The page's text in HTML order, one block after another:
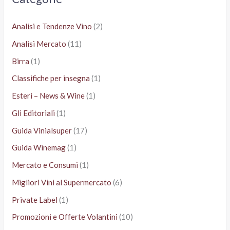
Analisi e Tendenze Vino (2)
Analisi Mercato (11)
Birra (1)
Classifiche per insegna (1)
Esteri – News & Wine(1)
Gli Editoriali (1)
Guida Vinialsuper(17)
Guida Winemag(1)
Mercato e Consumi (1)
Migliori Vini al Supermercato (6)
Private Label (1)
Promozioni e Offerte Volantini (10)